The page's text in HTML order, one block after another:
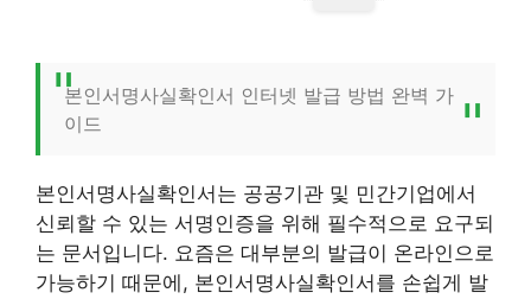
본인서명사실확인서 인터넷 발급 방법 완벽 가
이드
본인서명사실확인서는 공공기관 및 민간기업에서
신뢰할 수 있는 서명인증을 위해 필수적으로 요구되
는 문서입니다. 요즘은 대부분의 발급이 온라인으로
가능하기 때문에, 본인서명사실확인서를 손쉽게 발